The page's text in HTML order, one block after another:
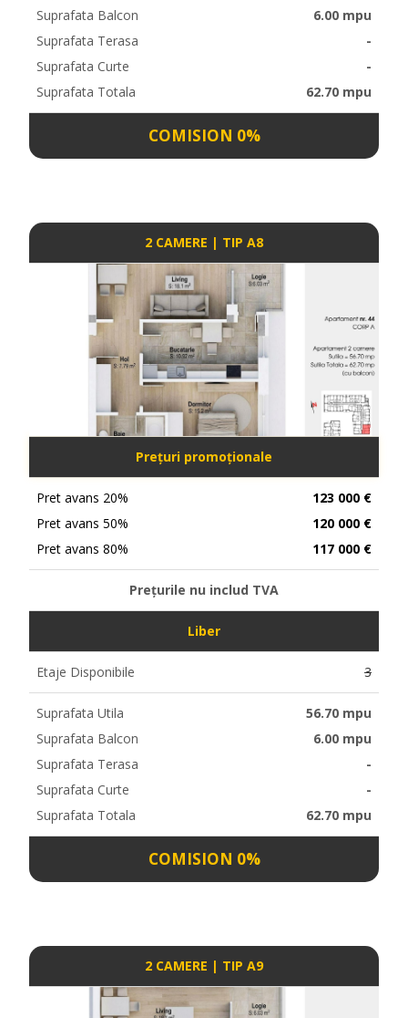
Suprafata Balcon
Suprafata Terasa
Suprafata Curte
Suprafata Totala
6.00 mpu
-
-
62.70 mpu
COMISION 0%
2 CAMERE | TIP A8
Prețuri promoționale
Pret avans 20%
Pret avans 50%
Pret avans 80%
123 000 €
120 000 €
117 000 €
Prețurile nu includ TVA
Liber
Etaje Disponibile 3
Suprafata Utila
Suprafata Balcon
Suprafata Terasa
Suprafata Curte
Suprafata Totala
56.70 mpu
6.00 mpu
-
-
62.70 mpu
COMISION 0%
2 CAMERE | TIP A9